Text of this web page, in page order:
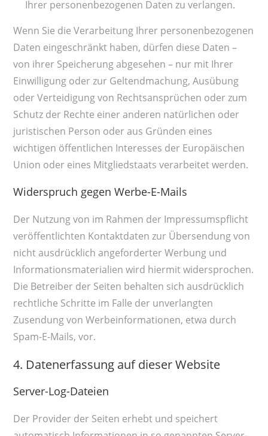
Ihrer personenbezogenen Daten zu verlangen.
Wenn Sie die Verarbeitung Ihrer personenbezogenen
Daten eingeschränkt haben, dürfen diese Daten –
von ihrer Speicherung abgesehen – nur mit Ihrer
Einwilligung oder zur Geltendmachung, Ausübung
oder Verteidigung von Rechtsansprüchen oder zum
Schutz der Rechte einer anderen natürlichen oder
juristischen Person oder aus Gründen eines
wichtigen öffentlichen Interesses der Europäischen
Union oder eines Mitgliedstaats verarbeitet werden.
Widerspruch gegen Werbe-E-Mails
Der Nutzung von im Rahmen der Impressumspflicht
veröffentlichten Kontaktdaten zur Übersendung von
nicht ausdrücklich angeforderter Werbung und
Informationsmaterialien wird hiermit widersprochen.
Die Betreiber der Seiten behalten sich ausdrücklich
rechtliche Schritte im Falle der unverlangten
Zusendung von Werbeinformationen, etwa durch
Spam-E-Mails, vor.
4. Datenerfassung auf dieser Website
Server-Log-Dateien
Der Provider der Seiten erhebt und speichert